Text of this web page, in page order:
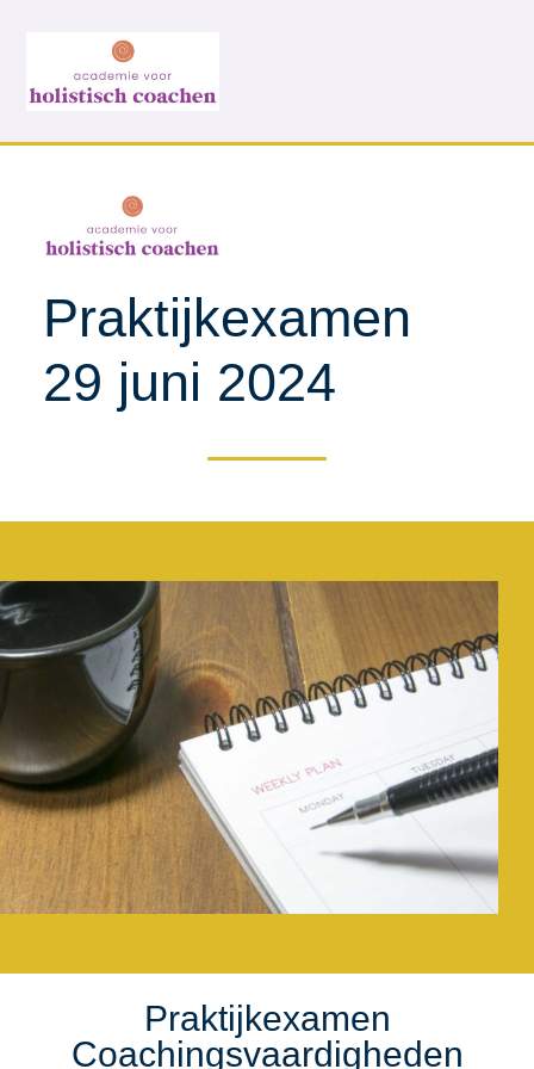
Praktijkexamen
29 juni 2024
Praktijkexamen
Coachingsvaardigheden